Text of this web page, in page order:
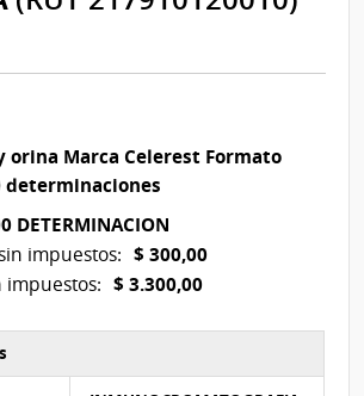
orina Marca Celerest Formato
determinaciones
DETERMINACION
impuestos: $ 300,00
impuestos: $ 3.300,00